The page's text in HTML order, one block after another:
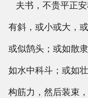
夫书，不贵平正
有斜，或小或大，
或似鹄头；或如散
如水中科斗；或如
构筋力，然后装束